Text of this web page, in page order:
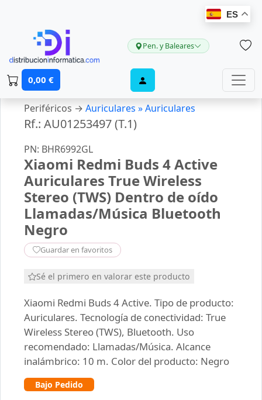
ES
Pen. y Baleares
0,00 €
Periféricos → Auriculares »Auriculares
Rf.: AU01253497 (T.1)
PN: BHR6992GL
Xiaomi Redmi Buds 4 Active
Auriculares True Wireless
Stereo (TWS) Dentro de oído
Llamadas/Música Bluetooth
Negro
Guardar en favoritos
Sé el primero en valorar este producto
Xiaomi Redmi Buds 4 Active. Tipo de producto:
Auriculares. Tecnología de conectividad: True
Wireless Stereo (TWS), Bluetooth. Uso
recomendado: Llamadas/Música. Alcance
inalámbrico: 10 m. Color del producto: Negro
Bajo Pedido